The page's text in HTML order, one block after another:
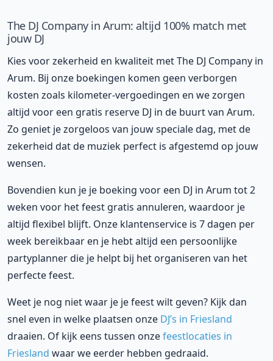
The DJ Company in Arum: altijd 100% match met
jouw DJ
Kies voor zekerheid en kwaliteit met The DJ Company in
Arum. Bij onze boekingen komen geen verborgen
kosten zoals kilometer-vergoedingen en we zorgen
altijd voor een gratis reserve DJ in de buurt van Arum.
Zo geniet je zorgeloos van jouw speciale dag, met de
zekerheid dat de muziek perfect is afgestemd op jouw
wensen.
Bovendien kun je je boeking voor een DJ in Arum tot 2
weken voor het feest gratis annuleren, waardoor je
altijd flexibel blijft. Onze klantenservice is 7 dagen per
week bereikbaar en je hebt altijd een persoonlijke
partyplanner die je helpt bij het organiseren van het
perfecte feest.
Weet je nog niet waar je je feest wilt geven? Kijk dan
snel even in welke plaatsen onze DJ’s in Friesland
draaien. Of kijk eens tussen onzefeestlocaties in
Friesland waar we eerder hebben gedraaid.